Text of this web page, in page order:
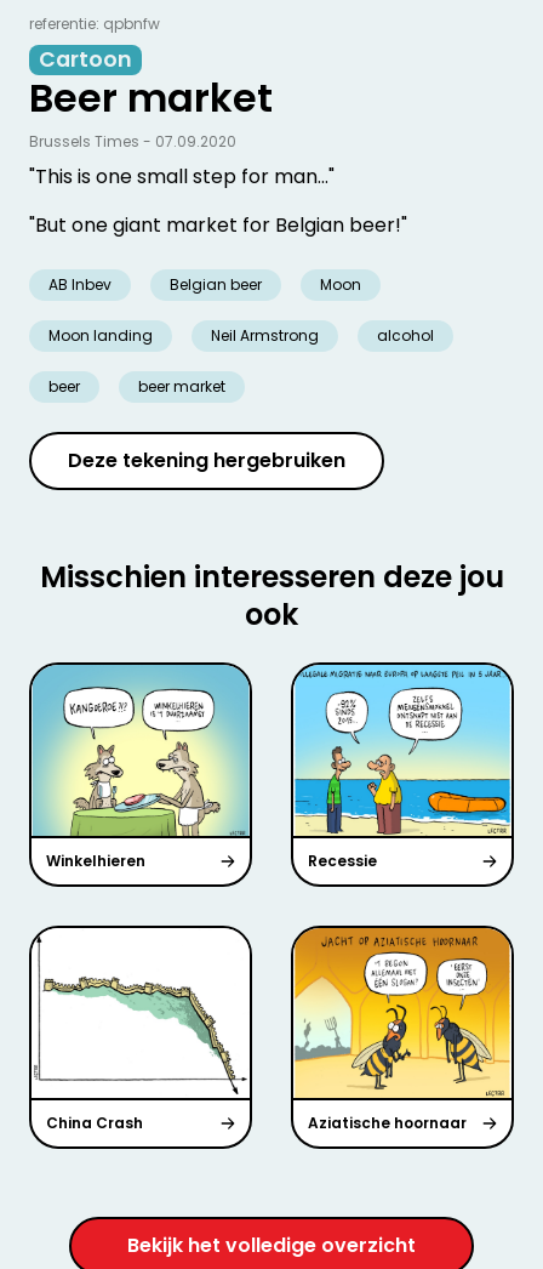
referentie: qpbnfw
Cartoon
Beer market
"This is one small step for man..."
"But one giant market for Belgian beer!"
AB Inbev Belgian beer Moon
Moon landing Neil Armstrong alcohol
beer beer market
Brussels Times - 07.09.2020
Deze tekening hergebruiken
Misschien interesseren deze jou
ook
Winkelhieren Recessie
China Crash Aziatische hoornaar
Bekijk het volledige overzicht